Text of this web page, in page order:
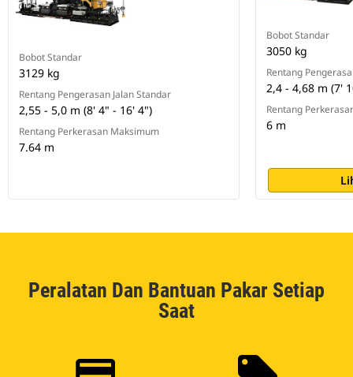
Bobot Standar
3129 kg
Rentang Pengerasan Jalan Standar
2,55 - 5,0 m (8' 4" - 16' 4")
Rentang Perkerasan Maksimum
7.64 m
Bobot Standar
3050 kg
Rentang
2,4 - 4,68 m (7'
Rentang
6 m
Peralatan Dan Bantuan Pakar Setiap
Saat